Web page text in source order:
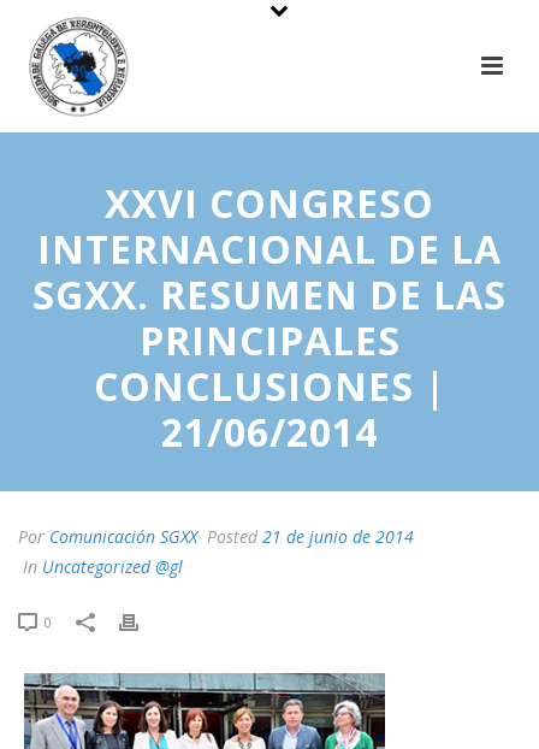
XXVI CONGRESO
INTERNACIONAL DE LA
SGXX. RESUMEN DE LAS
PRINCIPALES
CONCLUSIONES |
21/06/2014
Por Comunicación SGXX Posted 21 de junio de 2014
In Uncategorized @gl
0